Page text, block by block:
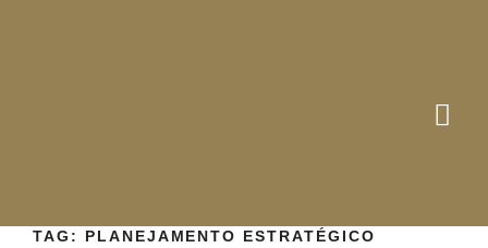
TAG: PLANEJAMENTO ESTRATÉGICO